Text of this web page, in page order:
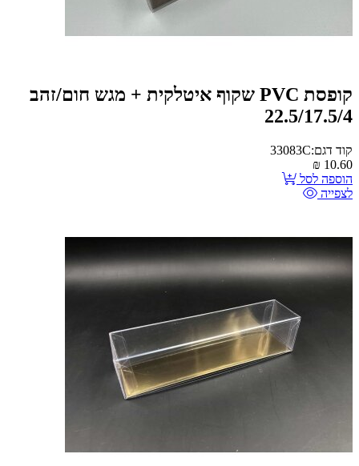
קופסת PVC שקוף איטלקית + מגש חום/זהב
22.5/17.5/4
קוד דגם:33083C
10.60
₪
הוספה לסל
לצפייה